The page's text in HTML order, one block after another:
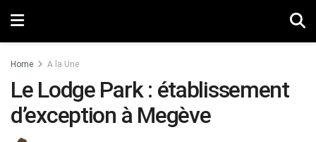
Home A la Une
Le Lodge Park : établissement
d’exception à Megève